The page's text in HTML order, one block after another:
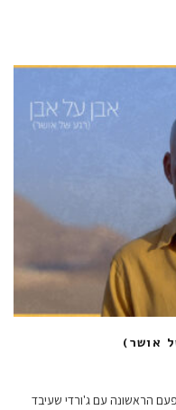
אושר)
הראשונה עם ג'ורדי שעיבד